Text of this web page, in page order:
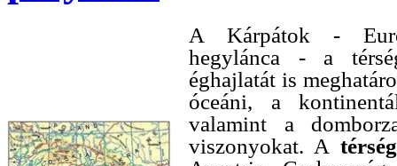
A Kárpátok -
hegylánca - a
éghajlatát is
óceáni, a
valamint a
viszonyokat. A